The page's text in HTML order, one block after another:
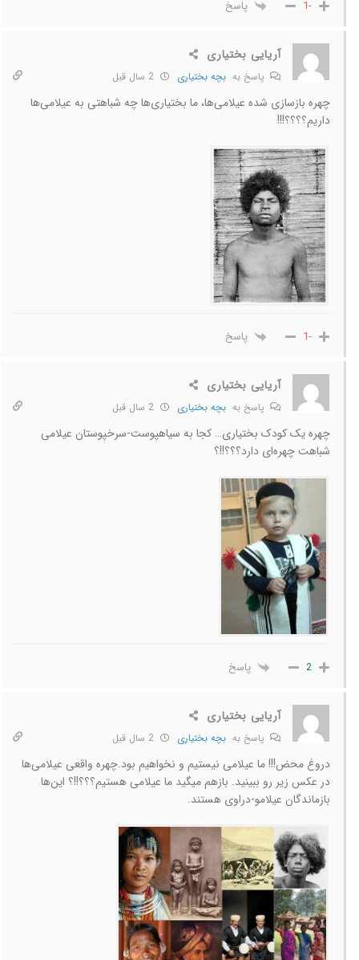
-1 پاسخ
آریایی بختیاری
پاسخ به بچه بختیاری
چهره بازسازی شده عیلامی‌ها، ما بختیاری‌ها چه شباهتی به عیلامی‌ها
داریم؟؟؟؟!!!
-1 پاسخ
آریایی بختیاری
پاسخ به بچه بختیاری
چهره یک کودک بختیاری… کجا به سیاهپوست-سرخپوستان عیلامی
شباهت چهره‌ای دارد؟؟؟!!؟
2 پاسخ
آریایی بختیاری
پاسخ به بچه بختیاری
دروغ محض!!! ما عیلامی نیستیم و نخواهیم بود.چهره واقعی عیلامی‌ها
در عکس زیر رو ببینید. بازهم میگید ما عیلامی هستیم؟؟؟!!؟ این‌ها
بازماندگان عیلامو-دراوی هستند.